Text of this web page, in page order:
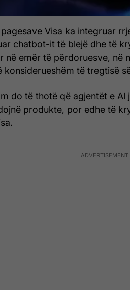
Visa ka integruar
chatbot-it të blejë dhe të
në emër të përdoruesve, në
konsiderueshëm të tregtisë
do të thotë që agjentët e Al
produkte, por edhe të